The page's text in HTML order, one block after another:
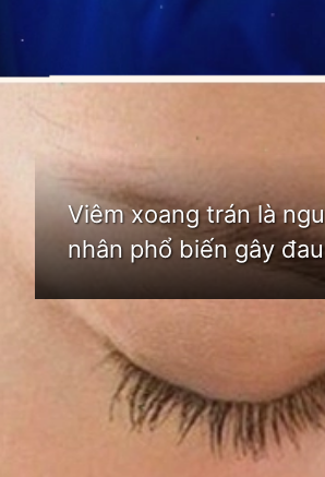
Viêm xoang trán là
nhân phổ biến gây